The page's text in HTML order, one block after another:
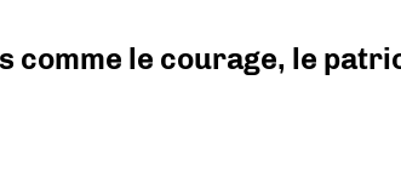
comme le courage, le